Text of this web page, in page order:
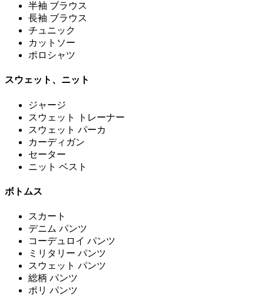
半袖 ブラウス
長袖 ブラウス
チュニック
カットソー
ポロシャツ
スウェット、ニット
ジャージ
スウェット トレーナー
スウェット パーカ
カーディガン
セーター
ニット ベスト
ボトムス
スカート
デニム パンツ
コーデュロイ パンツ
ミリタリー パンツ
スウェット パンツ
総柄 パンツ
ポリ パンツ